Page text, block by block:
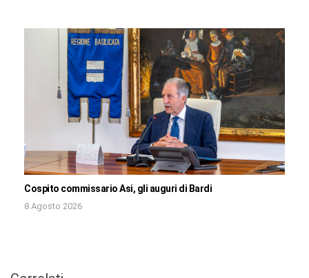
Cospito commissario Asi, gli auguri di Bardi
8 Agosto 2026